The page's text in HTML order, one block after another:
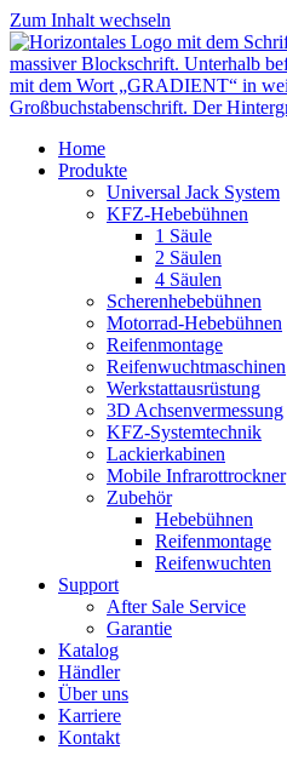
Zum Inhalt wechseln
Home
Produkte
Universal Jack System
KFZ-Hebebühnen
1 Säule
2 Säulen
4 Säulen
Scherenhebebühnen
Motorrad-Hebebühnen
Reifenmontage
Reifenwuchtmaschinen
Werkstattausrüstung
3D Achsenvermessung
KFZ-Systemtechnik
Lackierkabinen
Mobile Infrarottrockner
Zubehör
Hebebühnen
Reifenmontage
Reifenwuchten
Support
After Sale Service
Garantie
Katalog
Händler
Über uns
Karriere
Kontakt